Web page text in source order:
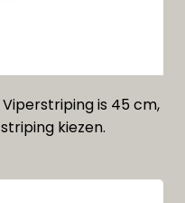
is 45 cm,
kiezen.